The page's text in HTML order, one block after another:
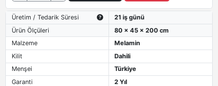
Üretim / Tedarik Süresi
21 iş günü
Ürün Ölçüleri
80 x 45 x 200 cm
Malzeme
Melamin
Kilit
Dahili
Menşei
Türkiye
Garanti
2 Yıl